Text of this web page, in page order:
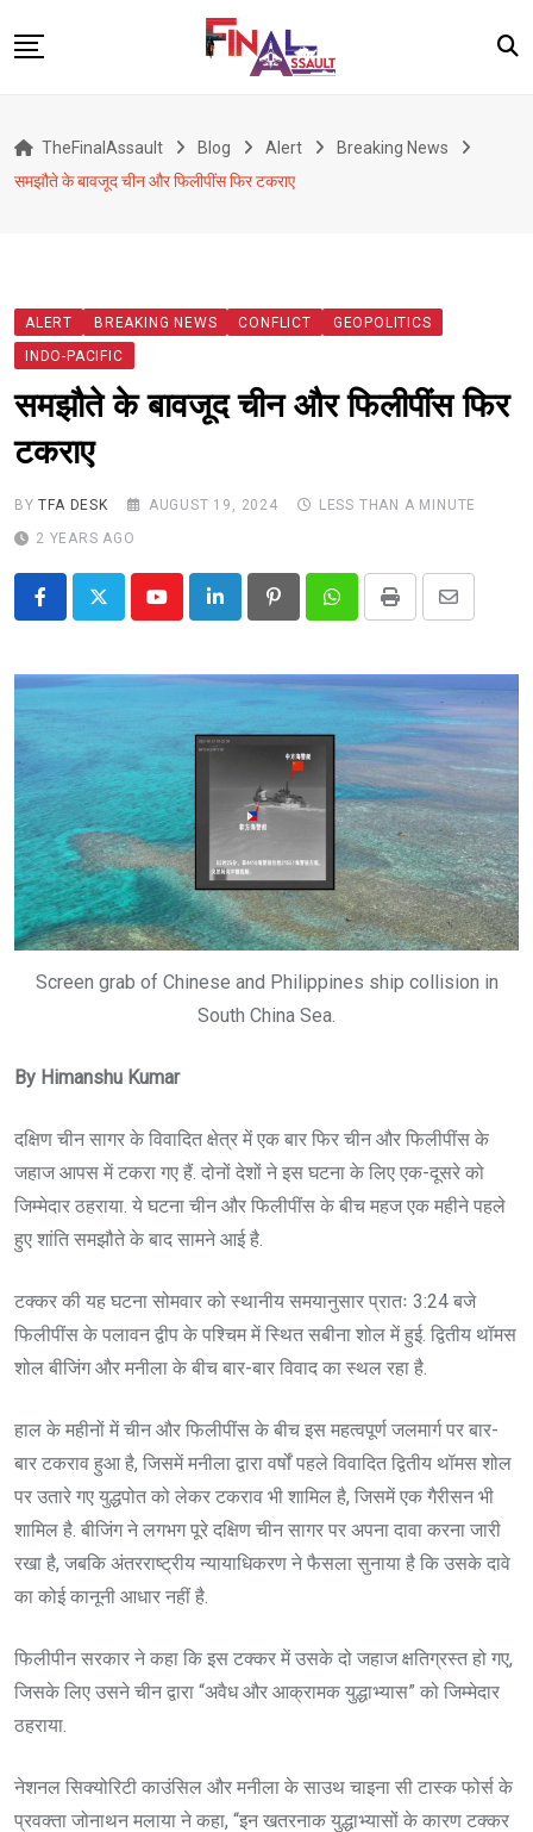
to
War
Alert
Classified
About Us
TheFinalAssault Blog Alert
Breaking News
समझौते के बावजूद चीन और फिलीपींस फिर टकराए
ALERT BREAKING NEWS CONFLICT
GEOPOLITICS
INDO-PACIFIC
समझौते के बावजूद चीन और फिलीपींस फिर
टकराए
BYTFA DESK AUGUST 19, 2024
LESS THAN A MINUTE
2 YEARS AGO
YoutubeLinkedIn PinterestWhatsappPrint
Share
Email
Screen grab of Chinese and Philippines ship collision in
South China Sea.
By Himanshu Kumar
दक्षिण चीन सागर के विवादित क्षेत्र में एक बार फिर चीन और फिलीपींस के
जहाज आपस में टकरा गए हैं. दोनों देशों ने इस घटना के लिए एक-दूसरे को
जिम्मेदार ठहराया. ये घटना चीन और फिलीपींस के बीच महज एक महीने पहले
हुए शांति समझौते के बाद सामने आई है.
टक्कर की यह घटना सोमवार को स्थानीय समयानुसार प्रातः 3:24 बजे
फिलीपींस के पलावन द्वीप के पश्चिम में स्थित सबीना शोल में हुई. द्वितीय थॉमस
शोल बीजिंग और मनीला के बीच बार-बार विवाद का स्थल रहा है.
हाल के महीनों में चीन और फिलीपींस के बीच इस महत्वपूर्ण जलमार्ग पर बार-
बार टकराव हुआ है, जिसमें मनीला द्वारा वर्षों पहले विवादित द्वितीय थॉमस शोल
पर उतारे गए युद्धपोत को लेकर टकराव भी शामिल है, जिसमें एक गैरीसन भी
शामिल है. बीजिंग ने लगभग पूरे दक्षिण चीन सागर पर अपना दावा करना जारी
रखा है, जबकि अंतरराष्ट्रीय न्यायाधिकरण ने फैसला सुनाया है कि उसके दावे
का कोई कानूनी आधार नहीं है.
फिलीपीन सरकार ने कहा कि इस टक्कर में उसके दो जहाज क्षतिग्रस्त हो गए,
जिसके लिए उसने चीन द्वारा “अवैध और आक्रामक युद्धाभ्यास” को जिम्मेदार
ठहराया.
नेशनल सिक्योरिटी काउंसिल और मनीला के साउथ चाइना सी टास्क फोर्स के
प्रवक्ता जोनाथन मलाया ने कहा, “इन खतरनाक युद्धाभ्यासों के कारण टक्कर